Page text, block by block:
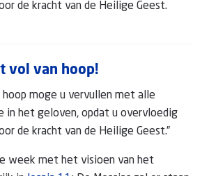
de kracht van de Heilige Geest.
vol van hoop!
hoop moge u vervullen met alle
in het geloven, opdat u overvloedig
de kracht van de Heilige Geest.”
week met het visioen van het